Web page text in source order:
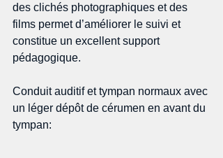
des clichés photographiques et des
films permet d’améliorer le suivi et
constitue un excellent support
pédagogique.
Conduit auditif et tympan normaux avec
un léger dépôt de cérumen en avant du
tympan: